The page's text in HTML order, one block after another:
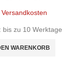
Versandkosten
bis zu 10 Werktage
WARENKORB